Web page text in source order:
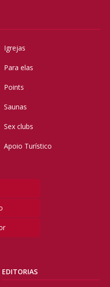
Igrejas
Para elas
Points
Saunas
Sex clubs
Apoio Turístico
EDITORIAS